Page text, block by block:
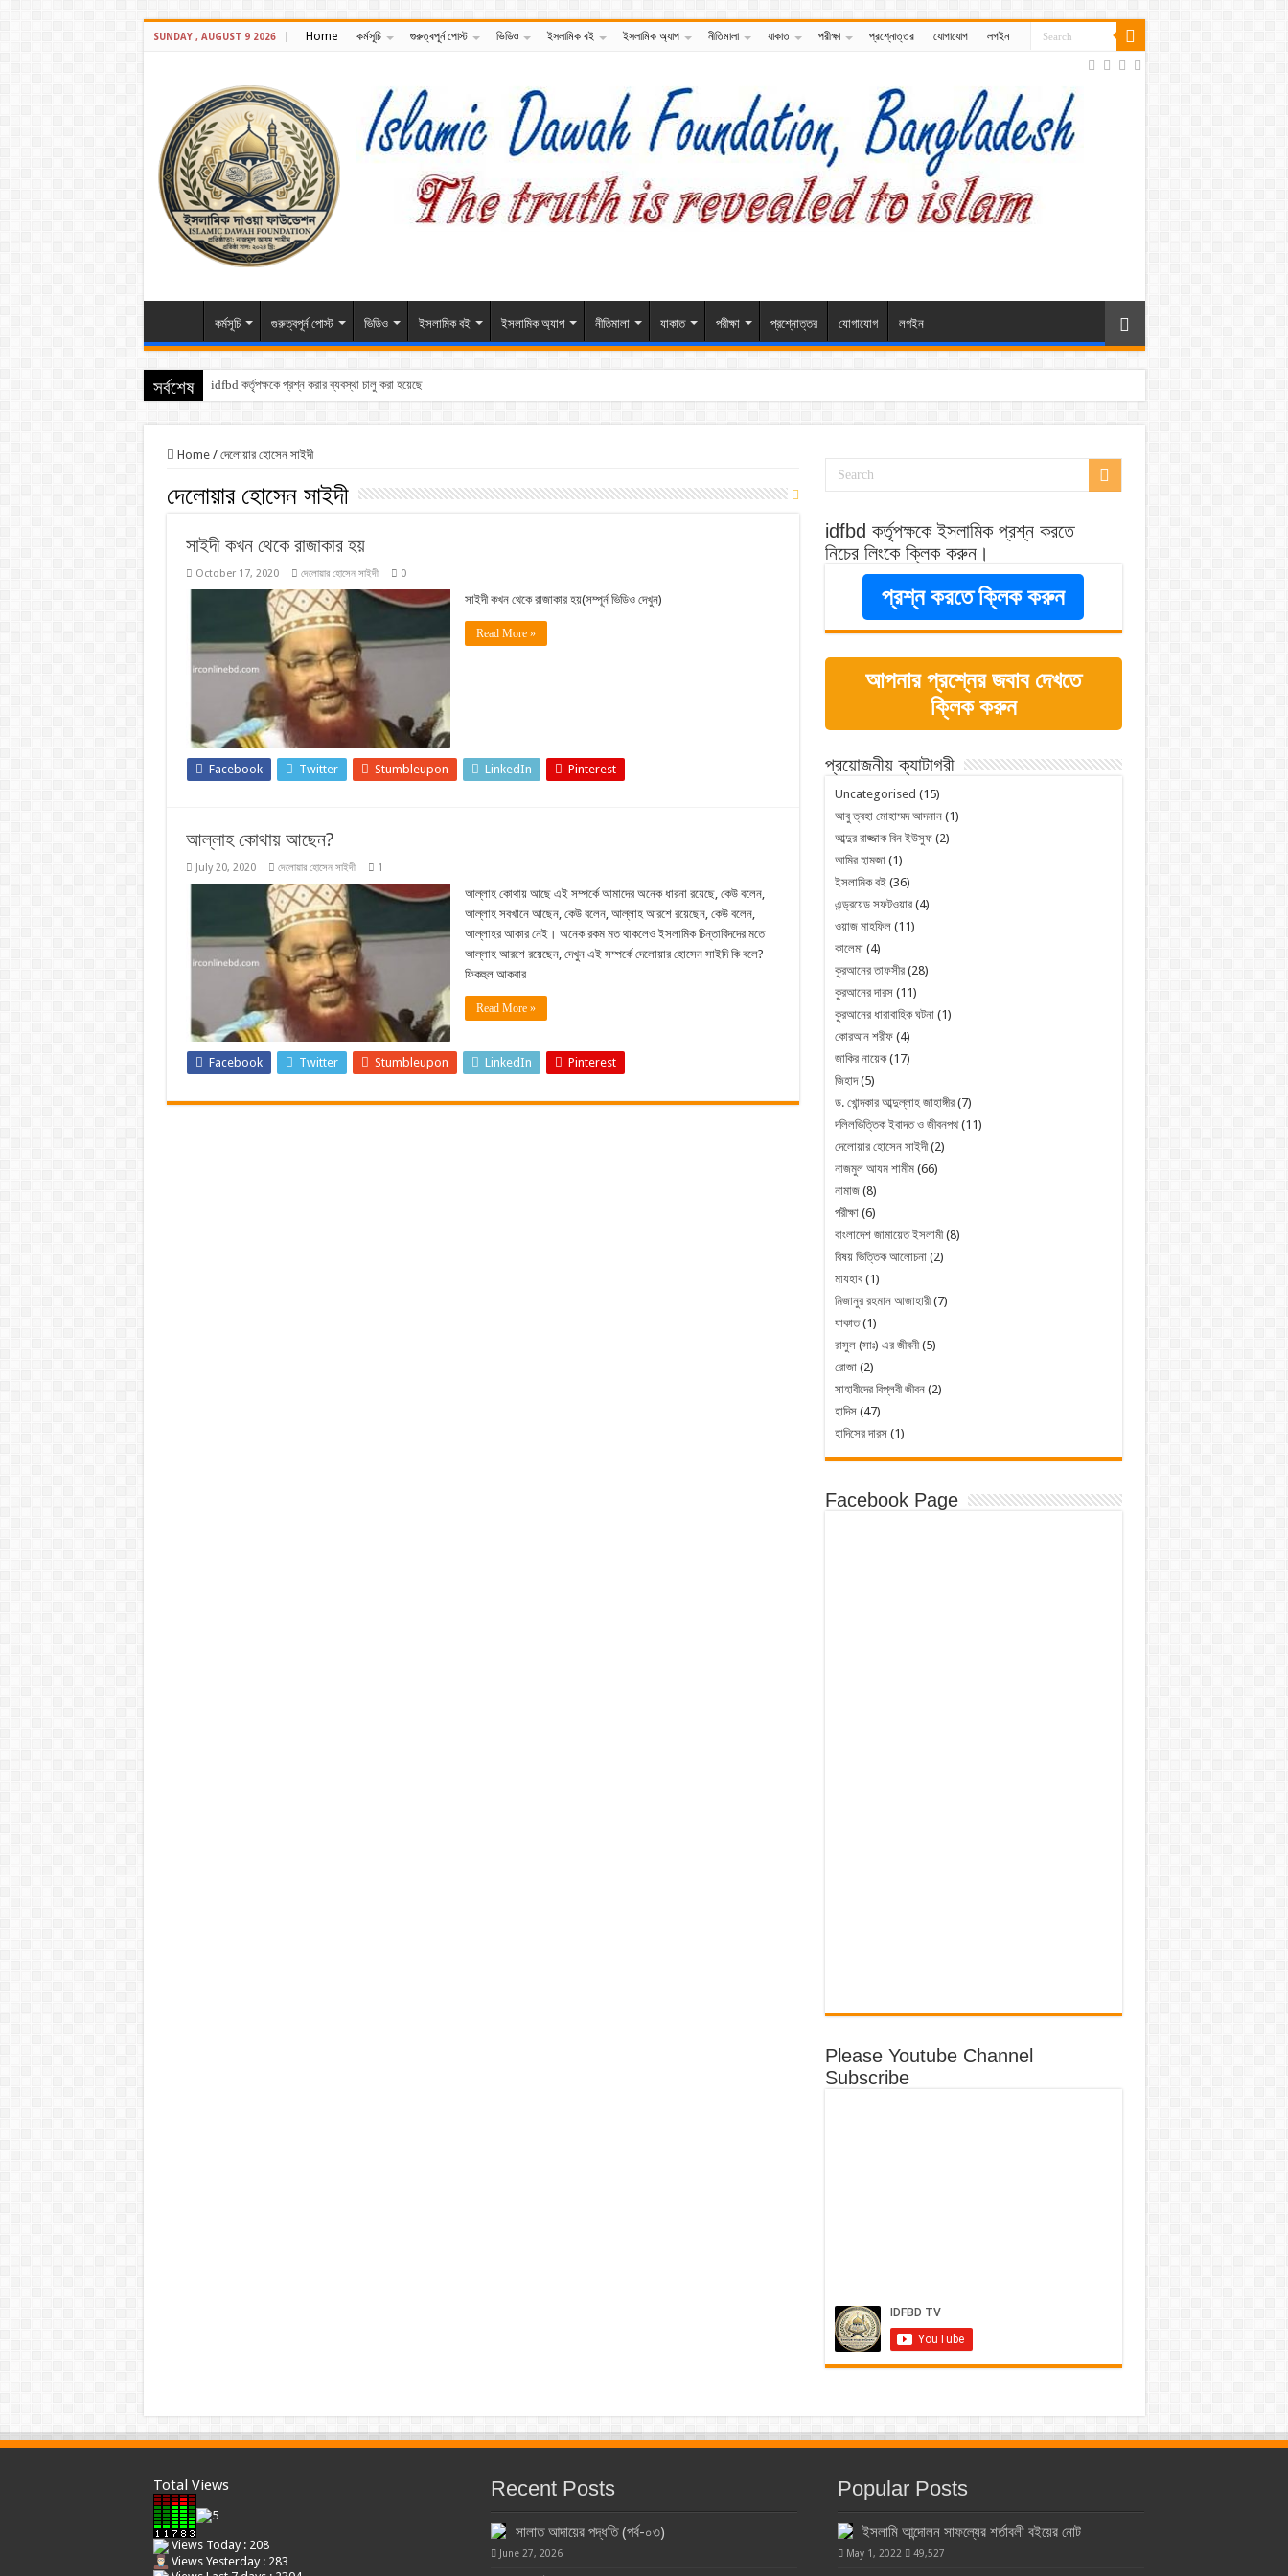
SUNDAY , AUGUST 9 2026 Home কর্মসূচি গুরুত্বপূর্ন পোস্ট ভিডিও ইসলামিক বই ইসলামিক অ্যাপ নীতিমালা যাকাত পরীক্ষা প্রশ্নোত্তর যোগাযোগ লগইন
কর্মসূচি গুরুত্বপূর্ন পোস্ট ভিডিও ইসলামিক বই ইসলামিক অ্যাপ নীতিমালা যাকাত পরীক্ষা প্রশ্নোত্তর যোগাযোগ লগইন
সর্বশেষ idfbd কর্তৃপক্ষকে প্রশ্ন করার ব্যবস্থা চালু করা হয়েছে
Home / দেলোয়ার হোসেন সাইদী
দেলোয়ার হোসেন সাইদী
সাইদী কখন থেকে রাজাকার হয়
October 17, 2020 দেলোয়ার হোসেন সাইদী 0
সাইদী কখন থেকে রাজাকার হয়(সম্পূর্ন ভিডিও দেখুন)
Read More »
Facebook Twitter Stumbleupon LinkedIn Pinterest
আল্লাহ কোথায় আছেন?
July 20, 2020 দেলোয়ার হোসেন সাইদী 1
আল্লাহ কোথায় আছে এই সম্পর্কে আমাদের অনেক ধারনা রয়েছে, কেউ বলেন,
আল্লাহ সবখানে আছেন, কেউ বলেন, আল্লাহ আরশে রয়েছেন, কেউ বলেন,
আল্লাহর আকার নেই। অনেক রকম মত থাকলেও ইসলামিক চিন্তাবিদদের মতে
আল্লাহ আরশে রয়েছেন, দেখুন এই সম্পর্কে দেলোয়ার হোসেন সাইদি কি বলে?
ফিকহুল আকবার
Read More »
Facebook Twitter Stumbleupon LinkedIn Pinterest
idfbd কর্তৃপক্ষকে ইসলামিক প্রশ্ন করতে
নিচের লিংকে ক্লিক করুন।
প্রশ্ন করতে ক্লিক করুন
আপনার প্রশ্নের জবাব দেখতে
ক্লিক করুন
প্রয়োজনীয় ক্যাটাগরী
Uncategorised (15)
আবু ত্বহা মোহাম্মদ আদনান(1)
আব্দুর রাজ্জাক বিন ইউসুফ(2)
আমির হামজা(1)
ইসলামিক বই(36)
এন্ড্রয়েড সফটওয়ার(4)
ওয়াজ মাহফিল(11)
কালেমা(4)
কুরআনের তাফসীর(28)
কুরআনের দারস(11)
কুরআনের ধারাবাহিক ঘটনা(1)
কোরআন শরীফ(4)
জাকির নায়েক(17)
জিহাদ(5)
ড. খোন্দকার আব্দুল্লাহ জাহাঙ্গীর(7)
দলিলভিত্তিক ইবাদত ও জীবনপথ(11)
দেলোয়ার হোসেন সাইদী(2)
নাজমুল আযম শামীম(66)
নামাজ(8)
পরীক্ষা(6)
বাংলাদেশ জামায়েত ইসলামী(8)
বিষয় ভিত্তিক আলোচনা(2)
মাযহাব(1)
মিজানুর রহমান আজাহারী(7)
যাকাত(1)
রাসুল (সাঃ) এর জীবনী(5)
রোজা(2)
সাহাবীদের বিপ্লবী জীবন(2)
হাদিস(47)
হাদিসের দারস(1)
Facebook Page
Please Youtube Channel
Subscribe
Total Views
Views Today : 208
Views Yesterday : 283
Recent Posts
সালাত আদায়ের পদ্ধতি (পর্ব-০৩)
June 27, 2026
Popular Posts
ইসলামি আন্দোলন সাফল্যের শর্তাবলী বইয়ের নোট
May 1, 2022 49,527